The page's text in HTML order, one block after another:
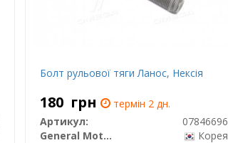
Болт рульової тяги Ланос, Нексія
180 грн
термін 2 дн.
Артикул:
07846696
General Motors
Корея